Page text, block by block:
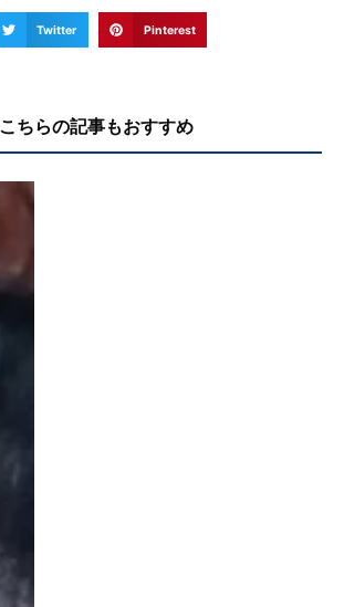
Twitter Pinterest
こちらの記事もおすすめ